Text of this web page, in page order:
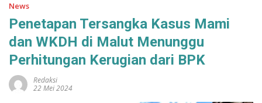
News
Penetapan Tersangka Kasus Mami
dan WKDH di Malut Menunggu
Perhitungan Kerugian dari BPK
Redaksi
22 Mei 2024